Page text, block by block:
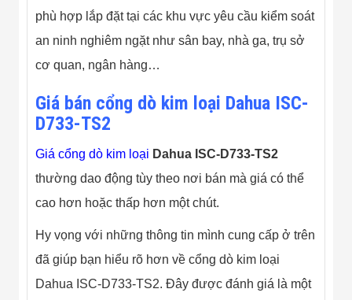
phù hợp lắp đặt tại các khu vực yêu cầu kiểm soát
an ninh nghiêm ngặt như sân bay, nhà ga, trụ sở
cơ quan, ngân hàng…
Giá bán cổng dò kim loại Dahua ISC-
D733-TS2
Giá cổng dò kim loại Dahua ISC-D733-TS2
thường dao động tùy theo nơi bán mà giá có thể
cao hơn hoặc thấp hơn một chút.
Hy vọng với những thông tin mình cung cấp ở trên
đã giúp bạn hiểu rõ hơn về cổng dò kim loại
Dahua ISC-D733-TS2. Đây được đánh giá là một